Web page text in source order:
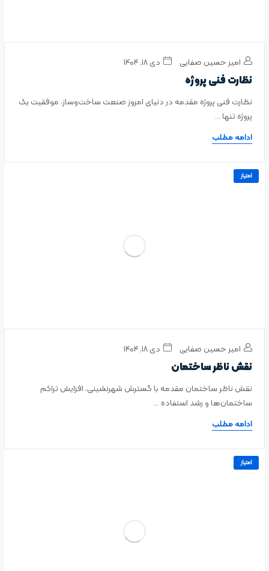
امیر حسین صفایی دی ۱۸, ۱۴۰۴
نظارت فنی پروژه
نظارت فنی پروژه مقدمه در دنیای امروز صنعت ساخت‌وساز، موفقیت یک
پروژه تنها ...
ادامه مطلب
امتیاز
امیر حسین صفایی دی ۱۸, ۱۴۰۴
نقش ناظر ساختمان
نقش ناظر ساختمان مقدمه با گسترش شهرنشینی، افزایش تراکم
ساختمان‌ها و رشد استفاده ...
ادامه مطلب
امتیاز